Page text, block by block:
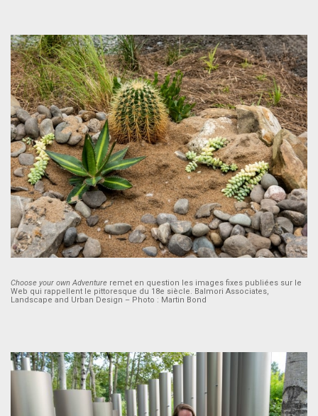
Choose your own Adventure remet en question les images fixes publiées sur le
Web qui rappellent le pittoresque du 18e siècle. Balmori Associates,
Landscape and Urban Design – Photo : Martin Bond